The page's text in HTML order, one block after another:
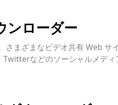
ンローダー
まざまなビデオ共有 Web サ
などのソーシャルメディ